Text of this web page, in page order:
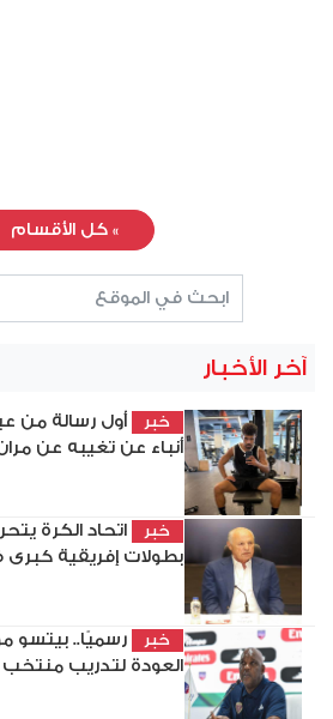
» كل الأقسام
آخر الأخبار
خبر
أول رسالة من
أنباء عن تغيبه عن
خبر
بطولات إفريقية
خبر
رسميًا.. بيتسو
العودة لتدريب منتخب